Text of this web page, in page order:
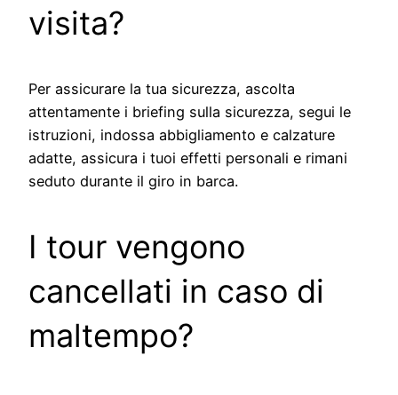
visita?
Per assicurare la tua sicurezza, ascolta
attentamente i briefing sulla sicurezza, segui le
istruzioni, indossa abbigliamento e calzature
adatte, assicura i tuoi effetti personali e rimani
seduto durante il giro in barca.
I tour vengono
cancellati in caso di
maltempo?